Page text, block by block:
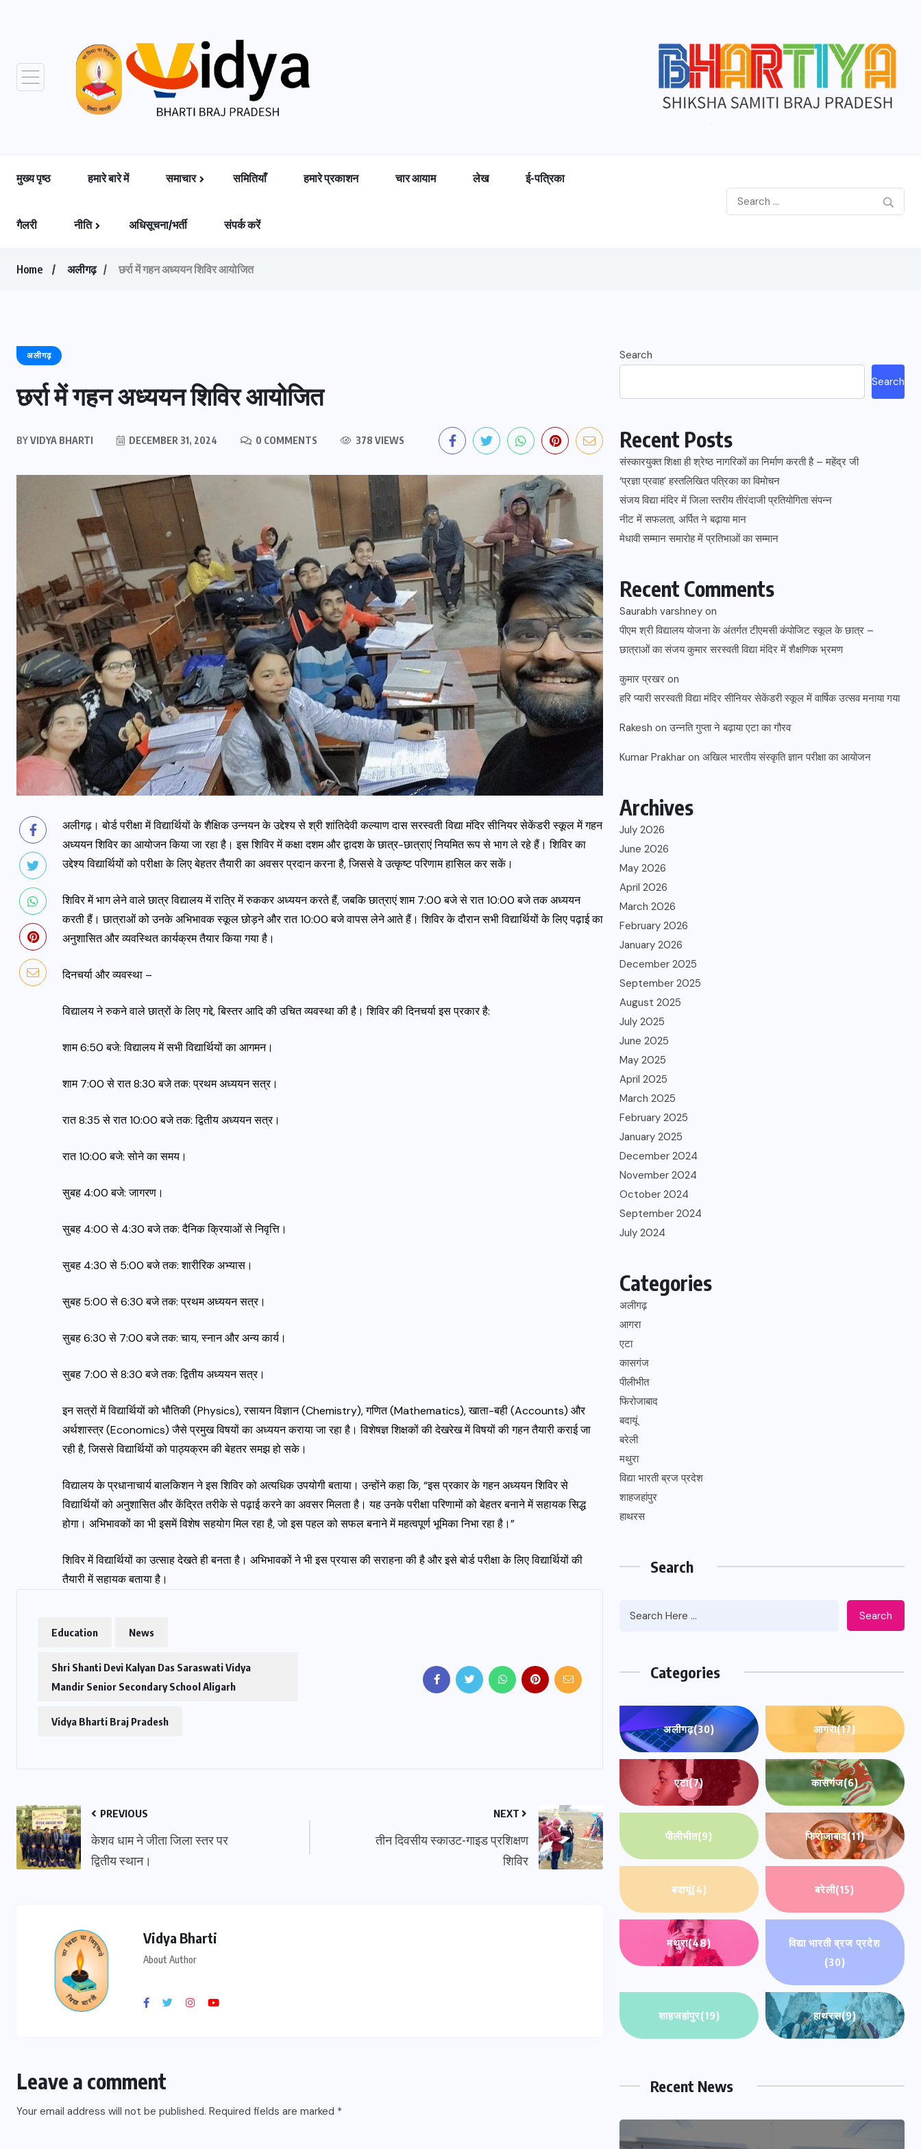
मुख्य पृष्ठ हमारे बारे में समाचार समितियाँ हमारे प्रकाशन चार आयाम लेख ई-पत्रिका
गैलरी नीति अधिसूचना/भर्ती संपर्क करें
Home अलीगढ़ छर्रा में गहन अध्ययन शिविर आयोजित
अलीगढ़
छर्रा में गहन अध्ययन शिविर आयोजित
BYVIDYA BHARTI DECEMBER 31, 2024 0 COMMENTS 378 VIEWS
अलीगढ़। बोर्ड परीक्षा में विद्यार्थियों के शैक्षिक उन्नयन के उद्देश्य से श्री शांतिदेवी कल्याण दास सरस्वती विद्या मंदिर सीनियर सेकेंडरी स्कूल में गहन
अध्ययन शिविर का आयोजन किया जा रहा है। इस शिविर में कक्षा दशम और द्वादश के छात्र-छात्राएं नियमित रूप से भाग ले रहे हैं। शिविर का
उद्देश्य विद्यार्थियों को परीक्षा के लिए बेहतर तैयारी का अवसर प्रदान करना है, जिससे वे उत्कृष्ट परिणाम हासिल कर सकें।
शिविर में भाग लेनेवाले छात्र विद्यालय में रात्रि में रुककर अध्ययन करते हैं, जबकि छात्राएं शाम 7:00 बजे से रात 10:00 बजे तक अध्ययन
करती हैं। छात्राओं को उनके अभिभावक स्कूल छोड़ने और रात 10:00 बजे वापस लेने आते हैं। शिविर के दौरान सभी विद्यार्थियों के लिए पढ़ाई का
अनुशासित और व्यवस्थित कार्यक्रम तैयार किया गया है।
दिनचर्या और व्यवस्था –
विद्यालय ने रुकने वाले छात्रों के लिए गद्दे, बिस्तर आदि की उचित व्यवस्था की है। शिविर की दिनचर्या इस प्रकार है:
शाम 6:50 बजे: विद्यालय में सभी विद्यार्थियों का आगमन।
शाम 7:00 से रात 8:30 बजे तक: प्रथम अध्ययन सत्र।
रात 8:35 से रात 10:00 बजे तक: द्वितीय अध्ययन सत्र।
रात 10:00 बजे: सोने का समय।
सुबह 4:00 बजे: जागरण।
सुबह 4:00 से 4:30 बजे तक: दैनिक क्रियाओं से निवृत्ति।
सुबह 4:30 से 5:00 बजे तक: शारीरिक अभ्यास।
सुबह 5:00 से 6:30 बजे तक: प्रथम अध्ययन सत्र।
सुबह 6:30 से 7:00 बजे तक: चाय, स्नान और अन्य कार्य।
सुबह 7:00 से 8:30 बजे तक: द्वितीय अध्ययन सत्र।
इन सत्रों में विद्यार्थियों को भौतिकी (Physics), रसायन विज्ञान (Chemistry), गणित (Mathematics), खाता-बही (Accounts) और
अर्थशास्त्र (Economics) जैसे प्रमुख विषयों का अध्ययन कराया जा रहा है। विशेषज्ञ शिक्षकों की देखरेख में विषयों की गहन तैयारी कराई जा
रही है, जिससे विद्यार्थियों को पाठ्यक्रम की बेहतर समझ हो सके।
विद्यालय के प्रधानाचार्य बालकिशन ने इस शिविर को अत्यधिक उपयोगी बताया। उन्होंने कहा कि, “इस प्रकार के गहन अध्ययन शिविर से
विद्यार्थियों को अनुशासित और केंद्रित तरीके से पढ़ाई करने का अवसर मिलता है। यह उनके परीक्षा परिणामों को बेहतर बनाने में सहायक सिद्ध
होगा। अभिभावकों का भी इसमें विशेष सहयोग मिल रहा है, जो इस पहल को सफल बनाने में महत्वपूर्ण भूमिका निभा रहा है।”
शिविर में विद्यार्थियों का उत्साह देखते ही बनता है। अभिभावकों ने भी इस प्रयास की सराहना की है और इसे बोर्ड परीक्षा के लिए विद्यार्थियों की
तैयारी में सहायक बताया है।
Education News
Shri Shanti Devi Kalyan Das Saraswati Vidya
Mandir Senior Secondary School Aligarh
Vidya Bharti Braj Pradesh
PREVIOUS
केशव धाम ने जीता जिला स्तर पर
द्वितीय स्थान।
NEXT
तीन दिवसीय स्काउट-गाइड प्रशिक्षण
शिविर
Vidya Bharti
About Author
Leave a comment
Your email address will not be published. Required fields are marked *
Search
Search
Recent Posts
संस्कारयुक्त शिक्षा ही श्रेष्ठ नागरिकों का निर्माण करती है – महेंद्र जी
‘प्रज्ञा प्रवाह’ हस्तलिखित पत्रिका का विमोचन
संजय विद्या मंदिर में जिला स्तरीय तीरंदाजी प्रतियोगिता संपन्न
नीट में सफलता, अर्पित ने बढ़ाया मान
मेधावी सम्मान समारोह में प्रतिभाओं का सम्मान
Recent Comments
Saurabh varshney on
पीएम श्री विद्यालय योजना के अंतर्गत टीएमसी कंपोजिट स्कूल के छात्र –
छात्राओं का संजय कुमार सरस्वती विद्या मंदिर में शैक्षणिक भ्रमण
कुमार प्रखर on
हरि प्यारी सरस्वती विद्या मंदिर सीनियर सेकेंडरी स्कूल में वार्षिक उत्सव मनाया गया
Rakesh onउन्नति गुप्ता ने बढ़ाया एटा का गौरव
Kumar Prakhar on अखिल भारतीय संस्कृति ज्ञान परीक्षा का आयोजन
Archives
July 2026
June 2026
May 2026
April 2026
March 2026
February 2026
January 2026
December 2025
September 2025
August 2025
July 2025
June 2025
May 2025
April 2025
March 2025
February 2025
January 2025
December 2024
November 2024
October 2024
September 2024
July 2024
Categories
अलीगढ़
आगरा
एटा
कासगंज
पीलीभीत
फिरोजाबाद
बदायूं
बरेली
मथुरा
विद्या भारती ब्रज प्रदेश
शाहजहांपुर
हाथरस
Search
Search
Categories
अलीगढ़(30) आगरा(17)
एटा(7) कासगंज(6)
पीलीभीत(9) फिरोजाबाद(11)
बदायूं(4) बरेली(15)
मथुरा(48)
विद्या भारती ब्रज प्रदेश
(30)
शाहजहांपुर(19) हाथरस(9)
Recent News